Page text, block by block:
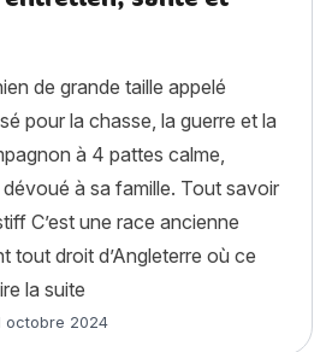
de grande taille appelé
pour la chasse, la guerre et la
à 4 pattes calme,
à sa famille. Tout savoir
C’est une race ancienne
tout droit d’Angleterre où ce
la suite
octobre 2024